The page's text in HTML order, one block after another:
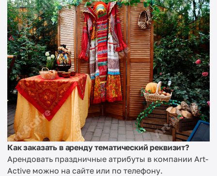
Как заказать в аренду тематический реквизит?
Арендовать праздничные атрибуты в компании Art-
Active можно на сайте или по телефону.